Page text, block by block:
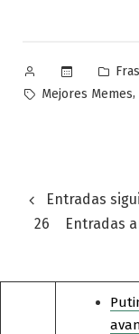
Publicado
por
en
Etiquetas:
Mejores Memes,
de
entradas
Entradas
26
Entradas